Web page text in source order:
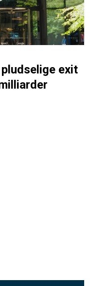
exit